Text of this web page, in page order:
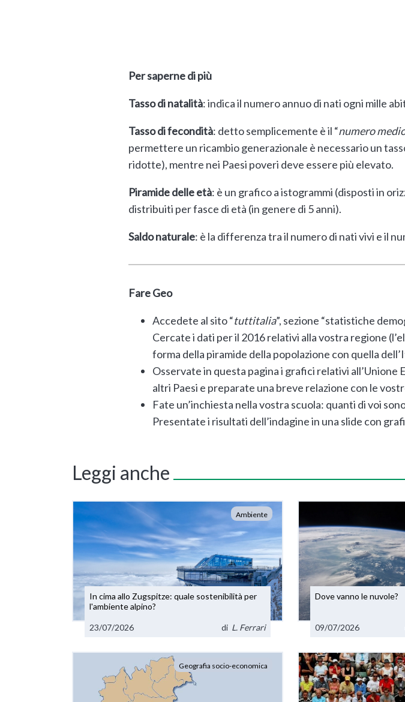
Per saperne di più
Tasso di natalità: indica il numero annuo di nati ogni mille
Tasso di fecondità: detto semplicemente è il “numero
permettere un ricambio generazionale è necessario un
ridotte), mentre nei Paesi poveri deve essere più elevato.
Piramide delle età: è un grafico a istogrammi (disposti in
distribuiti per fasce di età (in genere di 5 anni).
Saldo naturale: è la differenza tra il numero di nati vivi e il
Fare Geo
Accedete al sito “tuttitalia”, sezione “statistiche
Cercate i dati per il 2016 relativi alla vostra regione
forma della piramide della popolazione con quella
Osservate in questa pagina i grafici relativi
altri Paesi e preparate una breve relazione con le
Fate un’inchiesta nella vostra scuola: quanti di voi
Presentate i risultati dell’indagine in una slide con
Leggi anche
Ambiente
In cima allo Zugspitze: quale sostenibilità per
l'ambiente alpino?
23/07/2026 di L. Ferrari
Dove vanno le nuvole?
09/07/2026
Geografia socio-economica